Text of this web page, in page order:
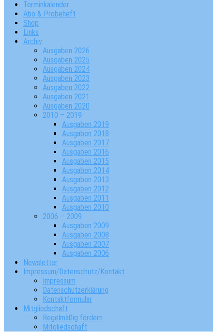
Terminkalender
Abo & Probeheft
Shop
Links
Archiv
Ausgaben 2026
Ausgaben 2025
Ausgaben 2024
Ausgaben 2023
Ausgaben 2022
Ausgaben 2021
Ausgaben 2020
2010 – 2019
Ausgaben 2019
Ausgaben 2018
Ausgaben 2017
Ausgaben 2016
Ausgaben 2015
Ausgaben 2014
Ausgaben 2013
Ausgaben 2012
Ausgaben 2011
Ausgaben 2010
2006 – 2009
Ausgaben 2009
Ausgaben 2008
Ausgaben 2007
Ausgaben 2006
Newsletter
Impressum/Datenschutz/Kontakt
Impressum
Datenschutzerklärung
Kontaktformular
Mitgliedschaft
Regelmäßig fördern
Mitgliedschaft